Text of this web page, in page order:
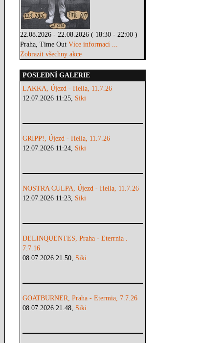
22.08.2026 - 22.08.2026 ( 18:30 - 22:00 )
Praha, Time OutVíce informací ...
Zobrazit všechny akce
POSLEDNÍ GALERIE
LAKKA, Újezd - Hella, 11.7.26
12.07.2026 11:25, Siki
GRIPP!, Újezd - Hella, 11.7.26
12.07.2026 11:24, Siki
NOSTRA CULPA, Újezd - Hella, 11.7.26
12.07.2026 11:23, Siki
DELINQUENTES, Praha - Eterrnia .
7.7.16
08.07.2026 21:50, Siki
GOATBURNER, Praha - Etermia, 7.7.26
08.07.2026 21:48, Siki